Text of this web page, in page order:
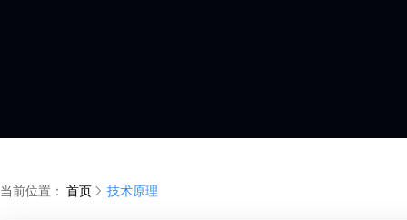
当前位置： 首页 技术原理